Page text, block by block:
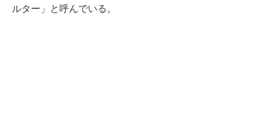
ルター」と呼んでいる。